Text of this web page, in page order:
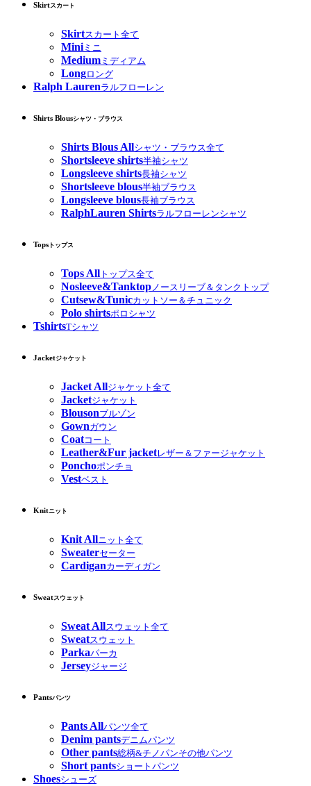
Skirtスカート
Skirtスカート全て
Miniミニ
Medium ミディアム
Longロング
Ralph Laurenラルフローレン
Shirts Blousシャツ・ブラウス
Shirts Blous Allシャツ・ブラウス全て
Shortsleeve shirts半袖シャツ
Longsleeve shirts長袖シャツ
Shortsleeve blous半袖ブラウス
Longsleeve blous長袖ブラウス
RalphLauren Shirtsラルフローレンシャツ
Tops トップス
Tops All トップス全て
Nosleeve&Tanktopノースリーブ＆タンクトップ
Cutsew&Tunicカットソー＆チュニック
Polo shirtsポロシャツ
TshirtsTシャツ
Jacketジャケット
Jacket Allジャケット全て
Jacketジャケット
Blousonブルゾン
Gownガウン
Coatコート
Leather&Fur jacketレザー＆ファージャケット
Ponchoポンチョ
Vestベスト
Knitニット
Knit Allニット全て
Sweaterセーター
Cardiganカーディガン
Sweatスウェット
Sweat Allスウェット全て
Sweatスウェット
Parkaパーカ
Jerseyジャージ
Pantsパンツ
Pants Allパンツ全て
Denim pantsデニムパンツ
Other pants総柄&チノパンその他パンツ
Short pantsショートパンツ
Shoesシューズ